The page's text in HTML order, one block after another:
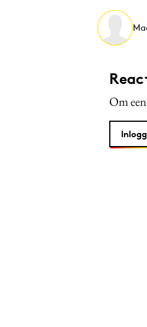
Om